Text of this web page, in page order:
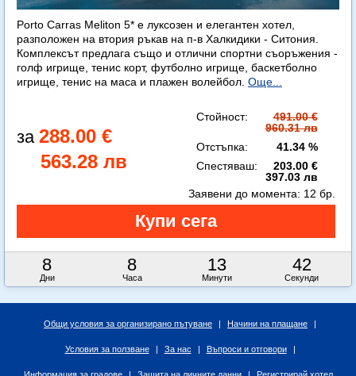
Porto Carras Meliton 5* е луксозен и елегантен хотел,
разположен на втория ръкав на п-в Халкидики - Ситония.
Комплексът предлага също и отлични спортни съоръжения -
голф игрище, тенис корт, футболно игрище, баскетболно
игрище, тенис на маса и плажен волейбол. Още...
288.00 €
563.28 лв
Стойност:
491.00 €
960.31 лв
Отстъпка:
41.34 %
Спестяваш:
203.00 €
397.03 лв
8
Дни
8
Часа
13
Минути
41
Секунди
Заявени до момента: 12 бр.
Общи условия за организирано пътуване | Начини на плащане |
Условия за ползване | За нас | Въпроси и отговори |